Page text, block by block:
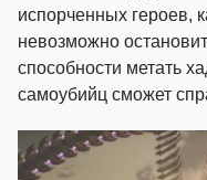
испорченных героев,
невозможно
способности метать
самоубийц сможет